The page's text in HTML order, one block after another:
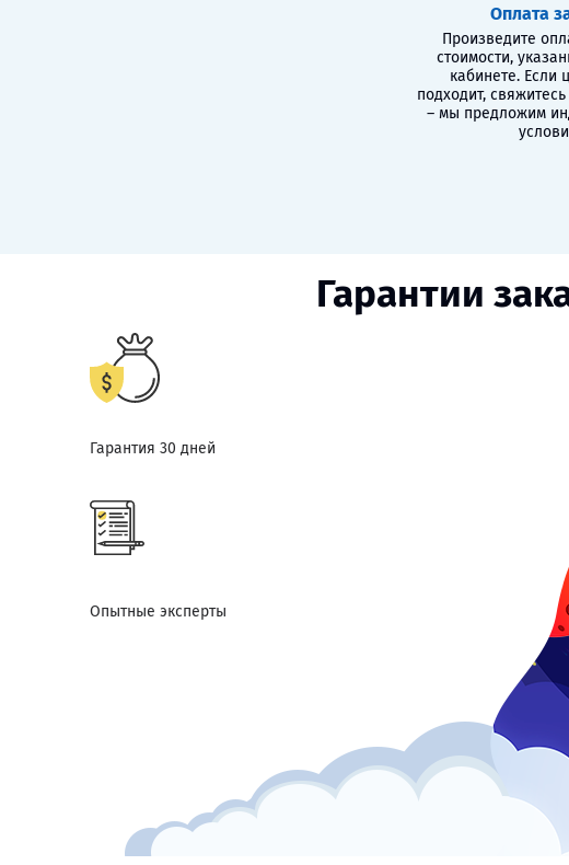
Оплата
Произведите
стоимости,
кабинете. Если
подходит,
– мы предложим
Гарантии
Гарантия 30 дней
Опытные эксперты